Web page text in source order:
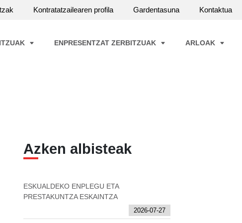
Kontratatzailearen profila Gardentasuna Kontaktua
ENPRESENTZAT ZERBITZUAK ARLOAK
Azken albisteak
ESKUALDEKO ENPLEGU ETA
PRESTAKUNTZA ESKAINTZA
2026-07-27